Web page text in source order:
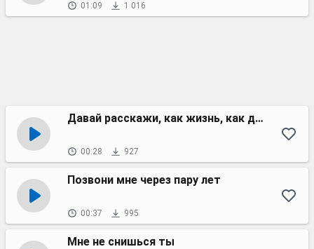
01:09 1 016
Давай расскажи, как жизнь, как дела
00:28 927
Позвони мне через пару лет
00:37 995
Мне не снишься ты